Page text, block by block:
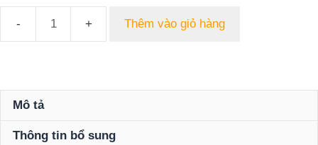
Camera
số
Thêm vào giỏ hàng
Mô tả
Thông tin bổ sung